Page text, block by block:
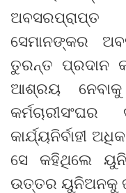
ସେମାନଙ୍କର
ତୁରନ୍ତ ପ୍ରଦାନ
ଆଶ୍ରୟ
କାର୍ଯ୍ୟନିର୍ବାହୀ
ସେ କହିଥିଲେ
ଉତ୍ତର ୟୁନିଅନକୁ